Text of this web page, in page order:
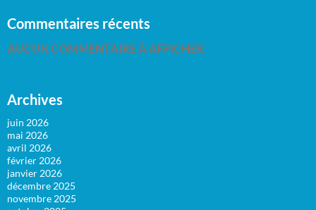
Commentaires récents
AUCUN COMMENTAIRE À AFFICHER.
Archives
juin 2026
mai 2026
avril 2026
février 2026
janvier 2026
décembre 2025
novembre 2025